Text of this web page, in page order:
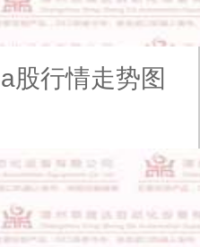
股行情走势图